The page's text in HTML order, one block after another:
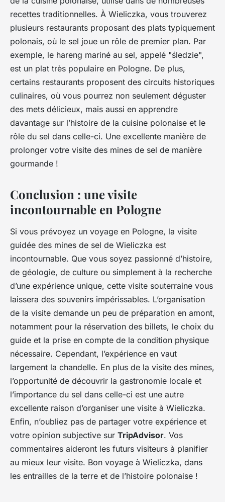
recettes traditionnelles. À Wieliczka, vous trouverez
plusieurs restaurants proposant des plats typiquement
polonais, où le sel joue un rôle de premier plan. Par
exemple, le hareng mariné au sel, appelé "śledzie",
est un plat très populaire en Pologne. De plus,
certains restaurants proposent des circuits historiques
culinaires, où vous pourrez non seulement déguster
des mets délicieux, mais aussi en apprendre
davantage sur l’histoire de la cuisine polonaise et le
rôle du sel dans celle-ci. Une excellente manière de
prolonger votre visite des mines de sel de manière
gourmande !
Conclusion : une visite
incontournable en Pologne
Si vous prévoyez un voyage en Pologne, la visite
guidée des mines de sel de Wieliczka est
incontournable. Que vous soyez passionné d’histoire,
de géologie, de culture ou simplement à la recherche
d’une expérience unique, cette visite souterraine vous
laissera des souvenirs impérissables. L’organisation
de la visite demande un peu de préparation en amont,
notamment pour la réservation des billets, le choix du
guide et la prise en compte de la condition physique
nécessaire. Cependant, l’expérience en vaut
largement la chandelle. En plus de la visite des mines,
l’opportunité de découvrir la gastronomie locale et
l’importance du sel dans celle-ci est une autre
excellente raison d’organiser une visite à Wieliczka.
Enfin, n’oubliez pas de partager votre expérience et
votre opinion subjective sur TripAdvisor. Vos
commentaires aideront les futurs visiteurs à planifier
au mieux leur visite. Bon voyage à Wieliczka, dans
les entrailles de la terre et de l’histoire polonaise !